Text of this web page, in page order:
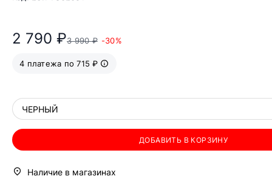
2 790 ₽3 990 ₽ -30%
4 платежа по 715 ₽
ЧЕРНЫЙ
ДОБАВИТЬ В КОРЗИНУ
Наличие в магазинах